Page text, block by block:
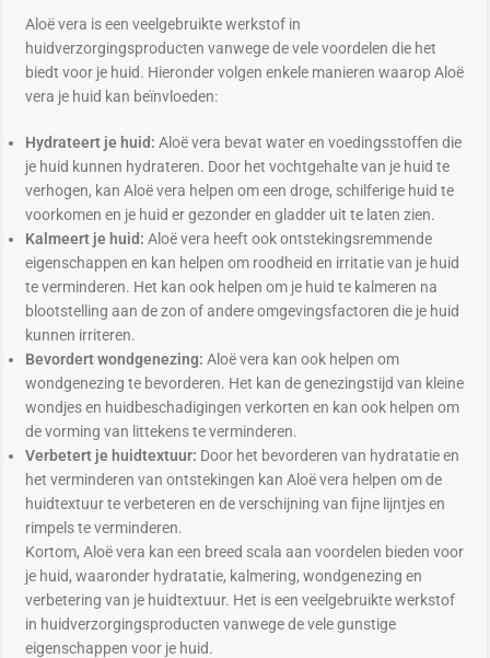
Aloë vera is een veelgebruikte werkstof in
huidverzorgingsproducten vanwege de vele voordelen die het
biedt voor je huid. Hieronder volgen enkele manieren waarop Aloë
vera je huid kan beïnvloeden:
Hydrateert je huid: Aloë vera bevat water en voedingsstoffen die
je huid kunnen hydrateren. Door het vochtgehalte van je huid te
verhogen, kan Aloë vera helpen om een droge, schilferige huid te
voorkomen en je huid er gezonder en gladder uit te laten zien.
Kalmeert je huid: Aloë vera heeft ook ontstekingsremmende
eigenschappen en kan helpen om roodheid en irritatie van je huid
te verminderen. Het kan ook helpen om je huid te kalmeren na
blootstelling aan de zon of andere omgevingsfactoren die je huid
kunnen irriteren.
Bevordert wondgenezing: Aloë vera kan ook helpen om
wondgenezing te bevorderen. Het kan de genezingstijd van kleine
wondjes en huidbeschadigingen verkorten en kan ook helpen om
de vorming van littekens te verminderen.
Verbetert je huidtextuur: Door het bevorderen van hydratatie en
het verminderen van ontstekingen kan Aloë vera helpen om de
huidtextuur te verbeteren en de verschijning van fijne lijntjes en
rimpels te verminderen.
Kortom, Aloë vera kan een breed scala aan voordelen bieden voor
je huid, waaronder hydratatie, kalmering, wondgenezing en
verbetering van je huidtextuur. Het is een veelgebruikte werkstof
in huidverzorgingsproducten vanwege de vele gunstige
eigenschappen voor je huid.